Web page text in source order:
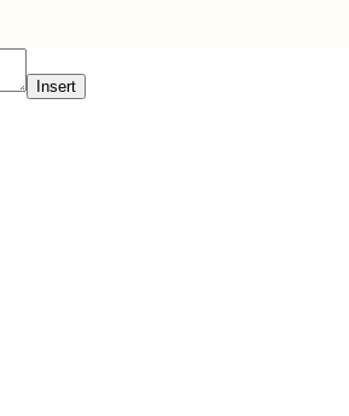
Insert